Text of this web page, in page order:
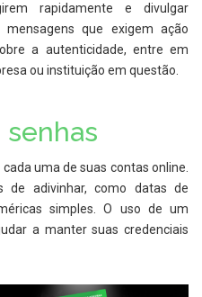
rapidamente e divulgar
que exigem ação
a autenticidade, entre em
ou instituição em questão.
senhas
uma de suas contas online.
de adivinhar, como datas de
simples. O uso de um
a manter suas credenciais